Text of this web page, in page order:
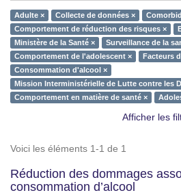
Adulte × Collecte de données ×
Comportement de réduction des risques ×
Ministère de la Santé ×
Surveillance de la
Comportement de l'adolescent ×
Facteurs
Consommation d'alcool ×
Mission Interministérielle de Lutte contre les
Comportement en matière de santé ×
Afficher les
Voici les éléments 1-1 de 1
Réduction des dommages
consommation d’alcool